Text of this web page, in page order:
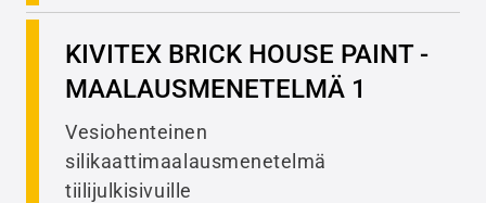
KIVITEX BRICK HOUSE PAINT -
MAALAUSMENETELMÄ 1
Vesiohenteinen
silikaattimaalausmenetelmä
tiilijulkisivuille